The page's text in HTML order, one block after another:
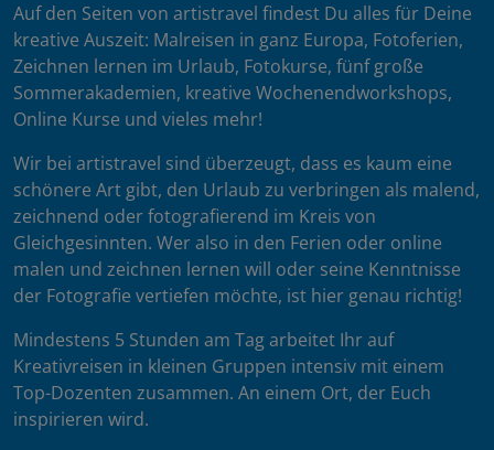
Auf den Seiten von artistravel findest Du alles für Deine
kreative Auszeit: Malreisen in ganz Europa, Fotoferien,
Zeichnen lernen im Urlaub, Fotokurse, fünf große
Sommerakademien, kreative Wochenendworkshops,
Online Kurse und vieles mehr!
Wir bei artistravel sind überzeugt, dass es kaum eine
schönere Art gibt, den Urlaub zu verbringen als malend,
zeichnend oder fotografierend im Kreis von
Gleichgesinnten. Wer also in den Ferien oder online
malen und zeichnen lernen will oder seine Kenntnisse
der Fotografie vertiefen möchte, ist hier genau richtig!
Mindestens 5 Stunden am Tag arbeitet Ihr auf
Kreativreisen in kleinen Gruppen intensiv mit einem
Top-Dozenten zusammen. An einem Ort, der Euch
inspirieren wird.